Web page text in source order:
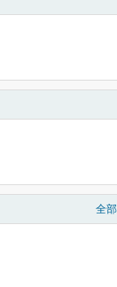
全部